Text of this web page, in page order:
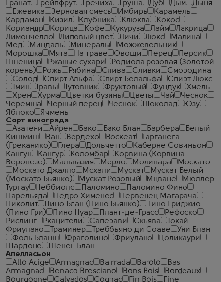
Гранат
Грейпфрут Гречиха Груша Дуб Дым
Дыня
Ежевика
Зерновая смесь Имбирь
Карамель
Кардамон
Кизил Клубника Клюква
Кокос
Кориандр
Корица Кофе Кукуруза Лайм
Лакрица
Лимончелло
Липовый цвет Личи Люкс
Малина
Мед
Миндаль Минералы
Можжевельник
Морошка
Мята На траве Овощи Перец
Персик
Пшеница
Ржаные сухари
Родиола розовая (Золотой
корень)
Рожь Рябина Слива Сливки
Смородина
Солод
Спирт Альфа Спирт Белальфа
Спирт Люкс
Тмин
Травы Тутовник Фруктовый Фундук
Хмель
Хрен
Хурма Цветки бузины Цветы Чай
Чеcнок
Черемша
Черный перец Чеснок Шоколад
Юзу
Яблоко
Ячмень
Сорт винограда
Азатени
Айрен Бако Бако Блан Барбера
Белый
Кишмиш
Ван Вердехо Воскеат
Гарганега
(Греканико)
Глера Дольчетто
Каберне Совиньон
Кангун
Кангур Коломбар
Корвина (Корвина
Веронезе)
Мальвазия Мерло Молинара
Москато
Москато Джалло
Мсхали Мускат
Мускат Белый
(Москато Бьянко)
Мускат Розовый Мцване
Мюллер
Тургау
Неббиоло Паломино
Паломино Фино
Парельяда
Педро Хименес
Первенец Магарача
Пиколит
Пино Блан (Пино Бьянко)
Пино Гриджио
(Пино Гри)
Пино Нуар Плант-де-Грасс
Рефоско
Рислинг
Ркацители Саперави Скьява
Токай
Фриулано
Траминер Треббьяно ди Соаве
Уни Блан
Фоль Бланш
Фраголино Фриулано
Цоликаури
Шардоне
Шенен Блан
Апелласьон
Alto Adige
Armagnac Bairrada Barolo
Bas
Armagnac
Benaco Bresciano Bons Bois
Bordeaux
Bourgogne
Calvados Cognac Fin Bois
Fine